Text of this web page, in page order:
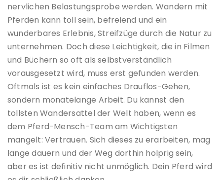
nervlichen Belastungsprobe werden. Wandern mit
Pferden kann toll sein, befreiend und ein
wunderbares Erlebnis, Streifzüge durch die Natur zu
unternehmen. Doch diese Leichtigkeit, die in Filmen
und Büchern so oft als selbstverständlich
vorausgesetzt wird, muss erst gefunden werden.
Oftmals ist es kein einfaches Drauflos-Gehen,
sondern monatelange Arbeit. Du kannst den
tollsten Wandersattel der Welt haben, wenn es
dem Pferd-Mensch-Team am Wichtigsten
mangelt: Vertrauen. Sich dieses zu erarbeiten, mag
lange dauern und der Weg dorthin holprig sein,
aber es ist definitiv nicht unmöglich. Dein Pferd wird